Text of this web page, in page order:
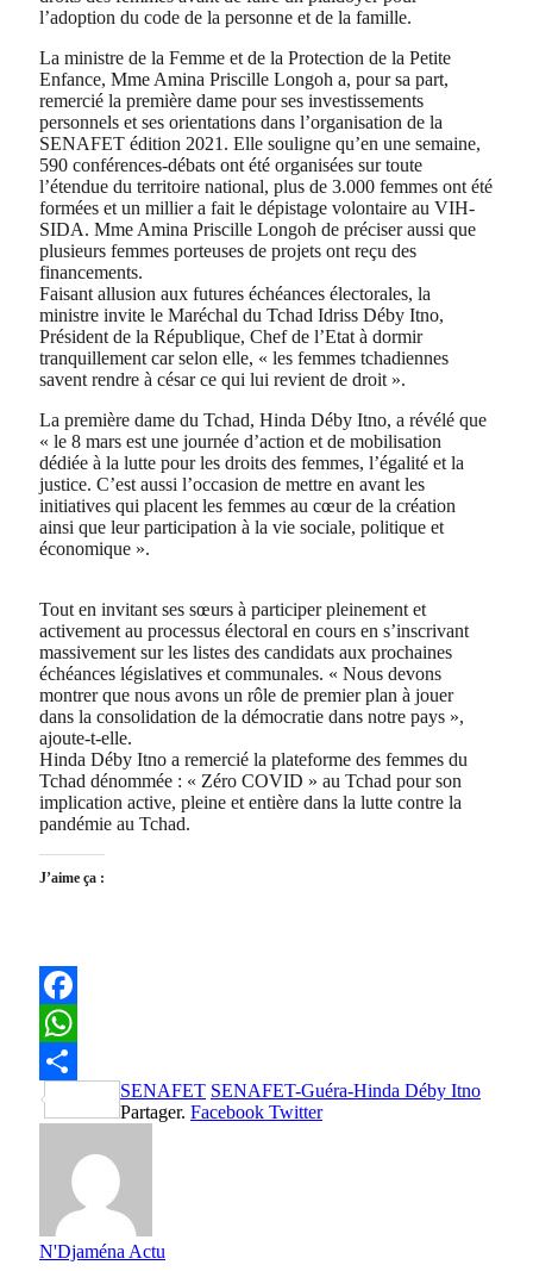
l’adoption du code de la personne et de la famille.
La ministre de la Femme et de la Protection de la Petite
Enfance, Mme Amina Priscille Longoh a, pour sa part,
remercié la première dame pour ses investissements
personnels et ses orientations dans l’organisation de la
SENAFET édition 2021. Elle souligne qu’en une semaine,
590 conférences-débats ont été organisées sur toute
l’étendue du territoire national, plus de 3.000 femmes ont été
formées et un millier a fait le dépistage volontaire au VIH-
SIDA. Mme Amina Priscille Longoh de préciser aussi que
plusieurs femmes porteuses de projets ont reçu des
financements.
Faisant allusion aux futures échéances électorales, la
ministre invite le Maréchal du Tchad Idriss Déby Itno,
Président de la République, Chef de l’Etat à dormir
tranquillement car selon elle, « les femmes tchadiennes
savent rendre à césar ce qui lui revient de droit ».
La première dame du Tchad, Hinda Déby Itno, a révélé que
« le 8 mars est une journée d’action et de mobilisation
dédiée à la lutte pour les droits des femmes, l’égalité et la
justice. C’est aussi l’occasion de mettre en avant les
initiatives qui placent les femmes au cœur de la création
ainsi que leur participation à la vie sociale, politique et
économique ».
Tout en invitant ses sœurs à participer pleinement et
activement au processus électoral en cours en s’inscrivant
massivement sur les listes des candidats aux prochaines
échéances législatives et communales. « Nous devons
montrer que nous avons un rôle de premier plan à jouer
dans la consolidation de la démocratie dans notre pays »,
ajoute-t-elle.
Hinda Déby Itno a remercié la plateforme des femmes du
Tchad dénommée : « Zéro COVID » au Tchad pour son
implication active, pleine et entière dans la lutte contre la
pandémie au Tchad.
J’aime ça :
Facebook
WhatsApp
Partager
SENAFET SENAFET-Guéra-Hinda Déby Itno
Partager. Facebook Twitter
N'Djaména Actu